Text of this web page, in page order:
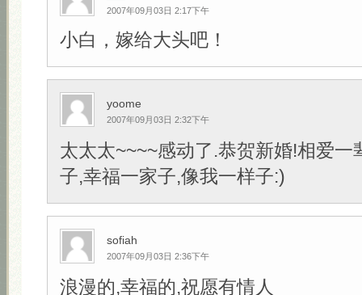
2007年09月03日 2:17下午
小白，嫁给大头吧！
yoome
2007年09月03日 2:32下午
太太太~~~~感动了.恭贺新婚!相爱一
子,幸福一家子,像我一样子:)
sofiah
2007年09月03日 2:36下午
浪漫的,幸福的,祝愿有情人